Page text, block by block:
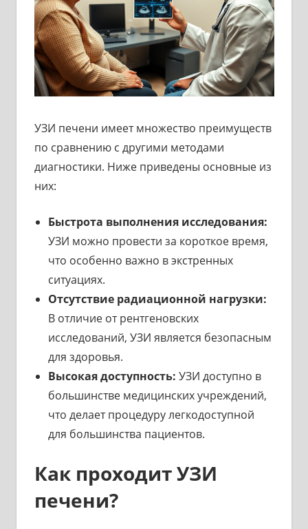
УЗИ печени имеет множество преимуществ
по сравнению с другими методами
диагностики. Ниже приведены основные из
них:
Быстрота выполнения исследования:
УЗИ можно провести за короткое время,
что особенно важно в экстренных
ситуациях.
Отсутствие радиационной нагрузки:
В отличие от рентгеновских
исследований, УЗИ является безопасным
для здоровья.
Высокая доступность: УЗИ доступно в
большинстве медицинских учреждений,
что делает процедуру легкодоступной
для большинства пациентов.
Как проходит УЗИ
печени?